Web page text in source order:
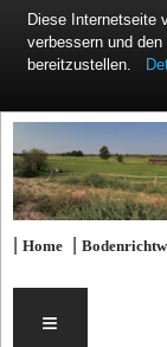
|Home |
≡
Diese Internetseite
verbessern und
bereitzustellen.